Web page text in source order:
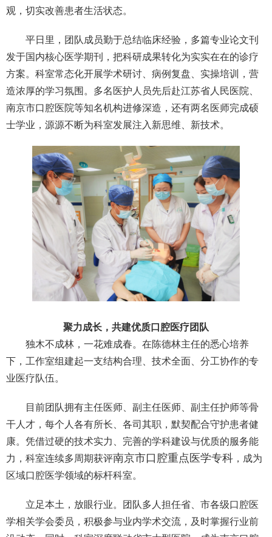
观，切实改善患者生活状态。
平日里，团队成员勤于总结临床经验，多篇专业论文刊
发于国内核心医学期刊，把科研成果转化为实实在在的诊疗
方案。科室常态化开展学术研讨、病例复盘、实操培训，营
造浓厚的学习氛围。多名医护人员先后赴江苏省人民医院、
南京市口腔医院等知名机构进修深造，还有两名医师完成硕
士学业，源源不断为科室发展注入新思维、新技术。
聚力成长，共建优质口腔医疗团队
独木不成林，一花难成春。在陈德林主任的悉心培养
下，工作室组建起一支结构合理、技术全面、分工协作的专
业医疗队伍。
目前团队拥有主任医师、副主任医师、副主任护师等骨
干人才，每个人各有所长、各司其职，默契配合守护患者健
康。凭借过硬的技术实力、完善的学科建设与优质的服务能
力，科室连续多周期获评南京市口腔重点医学专科 ，成为
区域口腔医学领域的标杆科室。
立足本土，放眼行业。团队多人担任省、市各级口腔医
学相关学会委员，积极参与业内学术交流，及时掌握行业前